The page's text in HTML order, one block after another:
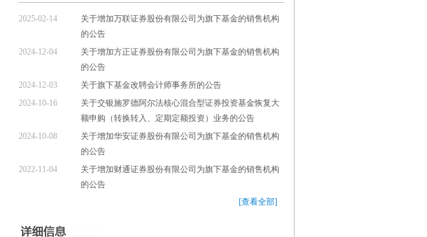
-11.72%
2021
--
2025-02-14
关于增加万联证券股份有限公司为旗下基金的销售机构
的公告
2024-12-04
关于增加方正证券股份有限公司为旗下基金的销售机构
的公告
2024-12-03
关于旗下基金改聘会计师事务所的公告
2024-10-16
关于交银施罗德阿尔法核心混合型证券投资基金恢复大
额申购（转换转入、定期定额投资）业务的公告
2024-10-08
关于增加华安证券股份有限公司为旗下基金的销售机构
的公告
2022-11-04
关于增加财通证券股份有限公司为旗下基金的销售机构
的公告
[查看全部]